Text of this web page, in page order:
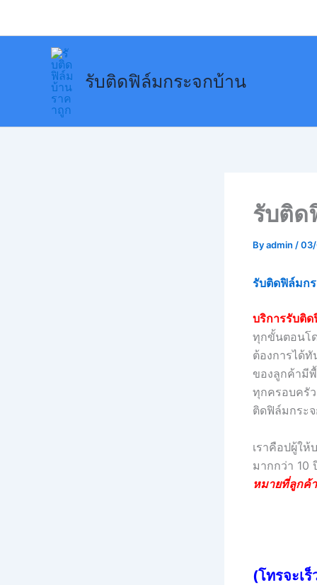
รับติดฟิล์มกระจกบ้าน
รับติด
Byadmin /
รับติดฟิล์มก
บริการรับติ
ทุกขั้นตอนโ
ต้องการได้
ของลูกค้ามี
ทุกครอบครั
ติดฟิล์มกระ
เราคือปผู้ใ
มากกว่า 10
หมายที่ลูกค้
(โทรจะเ